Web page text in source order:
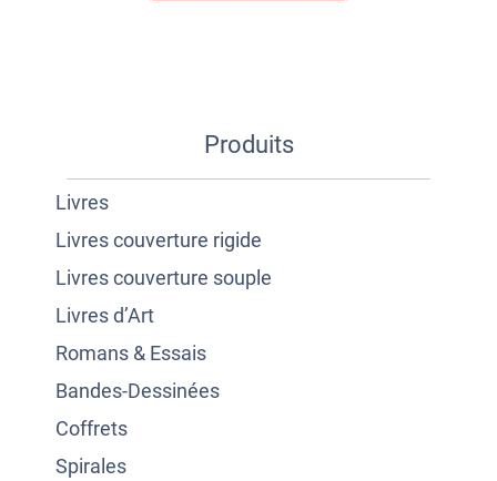
Produits
Livres
Livres couverture rigide
Livres couverture souple
Livres d’Art
Romans & Essais
Bandes-Dessinées
Coffrets
Spirales